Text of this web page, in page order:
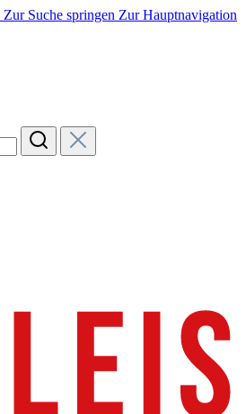
Zur Suche springen Zur Hauptnavigation